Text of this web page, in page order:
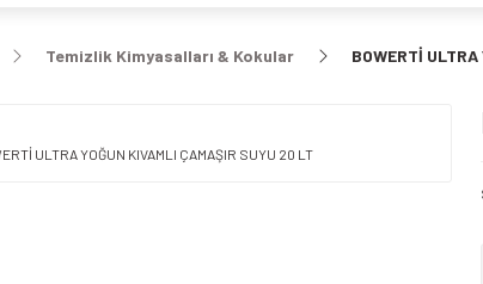
Temizlik Kimyasalları & Kokular BOWERTİ